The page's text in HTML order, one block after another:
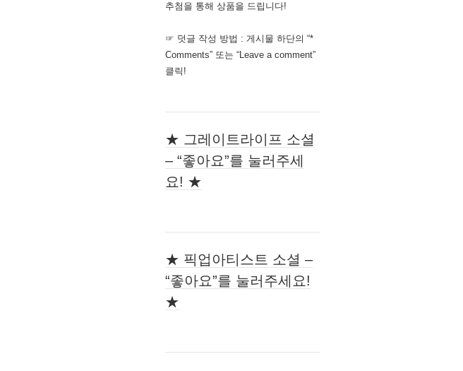
추첨을 통해 상품을 드립니다!
☞ 덧글 작성 방법 : 게시물 하단의 “*
Comments” 또는 “Leave a comment”
클릭!
★ 그레이트라이프 소셜
– “좋아요”를 눌러주세
요! ★
★ 픽업아티스트 소셜 –
“좋아요”를 눌러주세요!
★